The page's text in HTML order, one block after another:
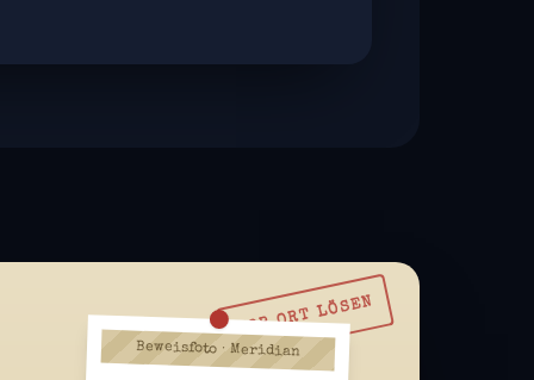
VOR ORT LÖSEN
Beweisfoto · Meridian